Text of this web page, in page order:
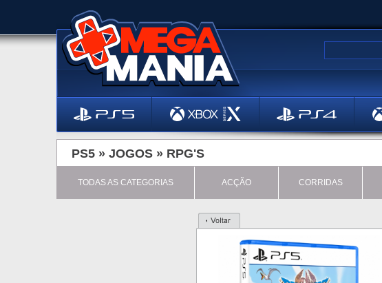
PS5 » JOGOS » RPG'S
TODAS AS CATEGORIAS ACÇÃO CORRIDAS